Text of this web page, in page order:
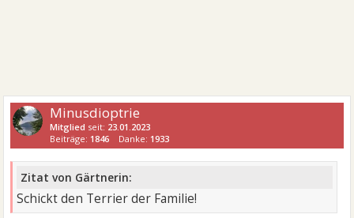
Minusdioptrie
Mitglied seit: 23.01.2023
Beiträge: 1846 Danke: 1933
Zitat von Gärtnerin:
Schickt den Terrier der Familie!